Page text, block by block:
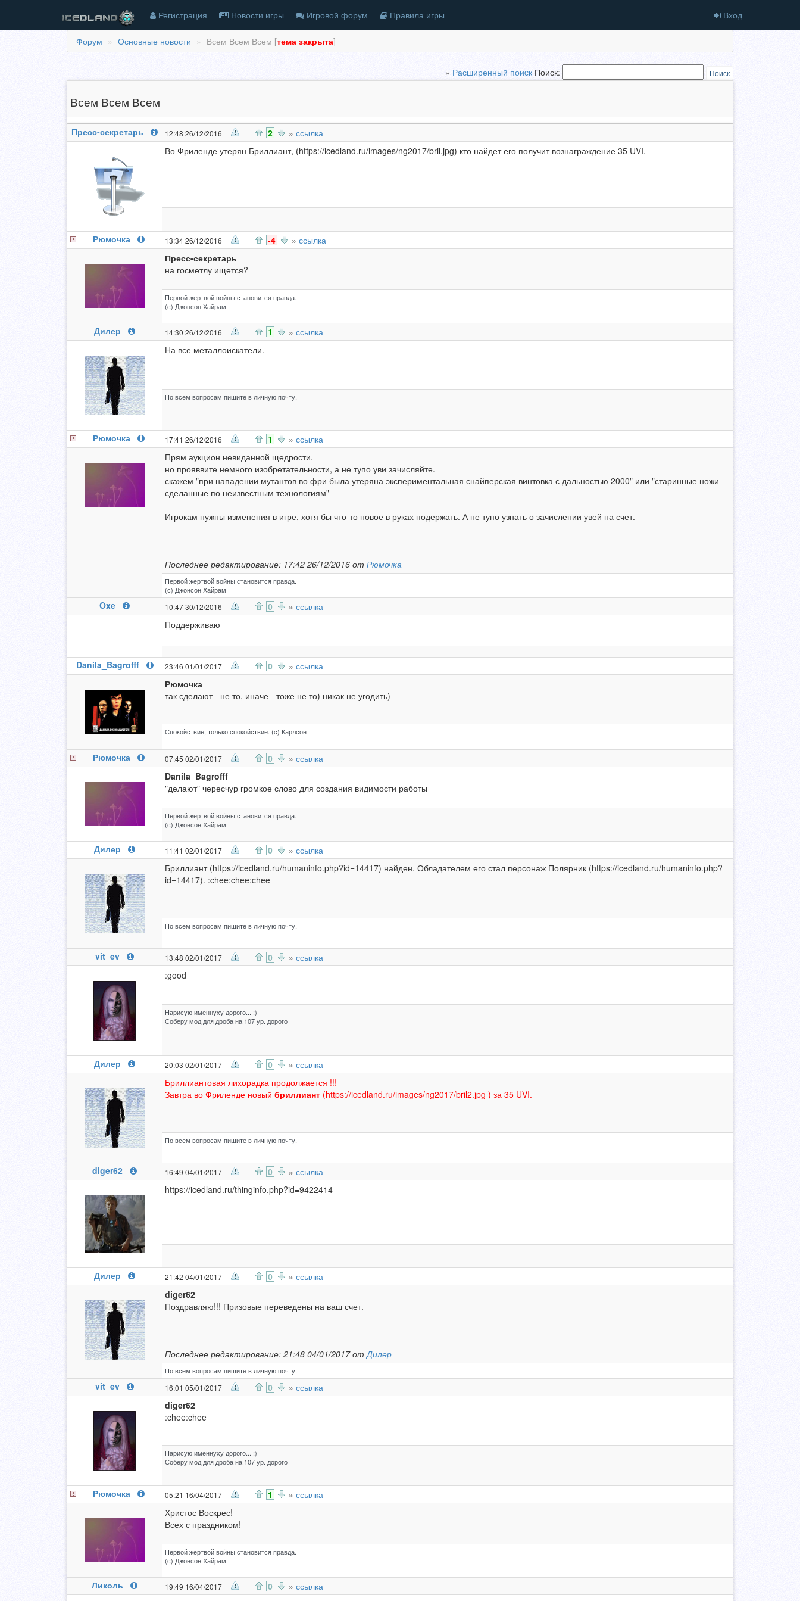
Регистрация Новости игры Игровой форум Правила игры Вход
Форум Основные новости Всем Всем Всем [тема закрыта]
» Расширенный поиcк Поиск: Поиск
Всем Всем Всем
Пресс-секретарь 12:48 26/12/2016 2 » ссылка
Во Фриленде утерян Бриллиант, (https://icedland.ru/images/ng2017/bril.jpg) кто найдет его получит вознаграждение 35 UVI.
Рюмочка 13:34 26/12/2016 -4 » ссылка
Пресс-секретарь
на госметлу ищется?
Первой жертвой войны становится правда.
(с) Джонсон Хайрам
Дилер 14:30 26/12/2016 1 » ссылка
На все металлоискатели.
По всем вопросам пишите в личную почту.
Рюмочка 17:41 26/12/2016 1 » ссылка
Прям аукцион невиданной щедрости.
но прояввите немного изобретательности, а не тупо уви зачисляйте.
скажем "при нападении мутантов во фри была утеряна экспериментальная снайперская винтовка с дальностью 2000" или "старинные ножи
сделанные по неизвестным технологиям"
Игрокам нужны изменения в игре, хотя бы что-то новое в руках подержать. А не тупо узнать о зачислении увей на счет.
Последнее редактирование: 17:42 26/12/2016 от Рюмочка
Первой жертвой войны становится правда.
(с) Джонсон Хайрам
Oxe 10:47 30/12/2016 0 » ссылка
Поддерживаю
Danila_Bagrofff 23:46 01/01/2017 0 » ссылка
Рюмочка
так сделают - не то, иначе - тоже не то) никак не угодить)
Спокойствие, только спокойствие. (c) Карлсон
Рюмочка 07:45 02/01/2017 0 » ссылка
Danila_Bagrofff
"делают" чересчур громкое слово для создания видимости работы
Первой жертвой войны становится правда.
(с) Джонсон Хайрам
Дилер 11:41 02/01/2017 0 » ссылка
Бриллиант (https://icedland.ru/humaninfo.php?id=14417) найден. Обладателем его стал персонаж Полярник (https://icedland.ru/humaninfo.php?
id=14417). :chee:chee:chee
По всем вопросам пишите в личную почту.
vit_ev 13:48 02/01/2017 0 » ссылка
:good
Нарисую именнуху дорого... :)
Соберу мод для дроба на 107 ур. дорого
Дилер 20:03 02/01/2017 0 » ссылка
Бриллиантовая лихорадка продолжается !!!
Завтра во Фриленде новый бриллиант (https://icedland.ru/images/ng2017/bril2.jpg ) за 35 UVI.
По всем вопросам пишите в личную почту.
diger62 16:49 04/01/2017 0 » ссылка
https://icedland.ru/thinginfo.php?id=9422414
Дилер 21:42 04/01/2017 0 » ссылка
diger62
Поздравляю!!! Призовые переведены на ваш счет.
Последнее редактирование: 21:48 04/01/2017 отДилер
По всем вопросам пишите в личную почту.
vit_ev 16:01 05/01/2017 0 » ссылка
diger62
:chee:chee
Нарисую именнуху дорого... :)
Соберу мод для дроба на 107 ур. дорого
Рюмочка 05:21 16/04/2017 1 » ссылка
Христос Воскрес!
Всех с праздником!
Первой жертвой войны становится правда.
(с) Джонсон Хайрам
Ликоль 19:49 16/04/2017 0 » ссылка